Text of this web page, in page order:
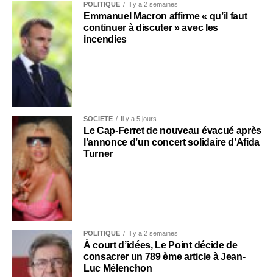
POLITIQUE Il y a 2 semaines
Emmanuel Macron affirme « qu’il faut
continuer à discuter » avec les
incendies
SOCIÉTÉ Il y a 5 jours
Le Cap-Ferret de nouveau évacué après
l’annonce d’un concert solidaire d’Afida
Turner
POLITIQUE Il y a 2 semaines
À court d’idées, Le Point décide de
consacrer un 789 ème article à Jean-
Luc Mélenchon